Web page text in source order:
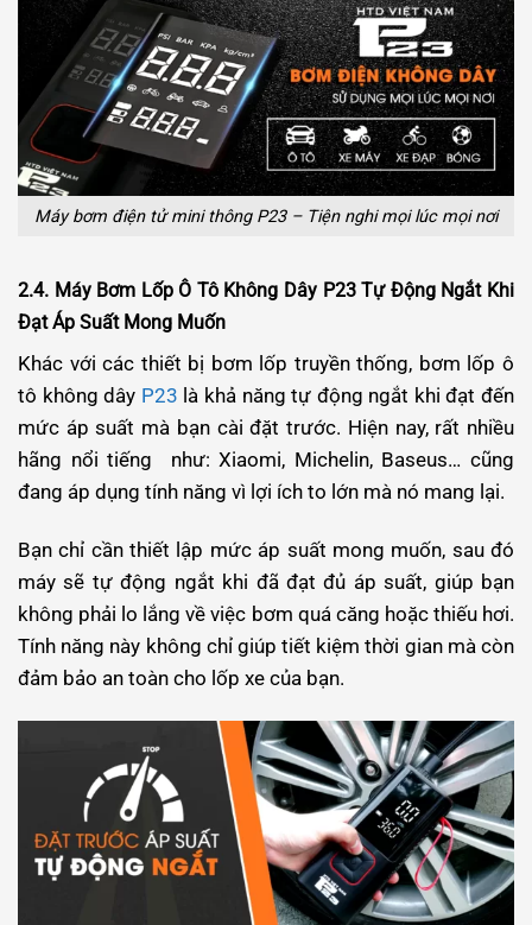
Máy bơm điện tử mini thông P23 – Tiện nghi mọi lúc mọi nơi
2.4. Máy Bơm Lốp Ô Tô Không Dây P23 Tự Động Ngắt Khi
Đạt Áp Suất Mong Muốn
Khác với các thiết bị bơm lốp truyền thống, bơm lốp ô
tô không dây P23 là khả năng tự động ngắt khi đạt đến
mức áp suất mà bạn cài đặt trước. Hiện nay, rất nhiều
hãng nổi tiếng như: Xiaomi, Michelin, Baseus… cũng
đang áp dụng tính năng vì lợi ích to lớn mà nó mang lại.
Bạn chỉ cần thiết lập mức áp suất mong muốn, sau đó
máy sẽ tự động ngắt khi đã đạt đủ áp suất, giúp bạn
không phải lo lắng về việc bơm quá căng hoặc thiếu hơi.
Tính năng này không chỉ giúp tiết kiệm thời gian mà còn
đảm bảo an toàn cho lốp xe của bạn.